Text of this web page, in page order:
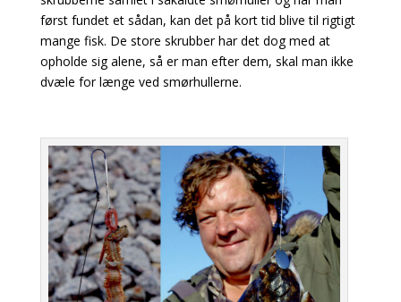
først fundet et sådan, kan det på kort tid blive til rigtigt
mange fisk. De store skrubber har det dog med at
opholde sig alene, så er man efter dem, skal man ikke
dvæle for længe ved smørhullerne.